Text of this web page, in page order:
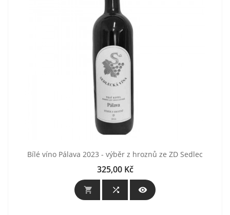
Bílé víno Pálava 2023 - výběr z hroznů ze ZD Sedlec
Cena
325,00 Kč
  